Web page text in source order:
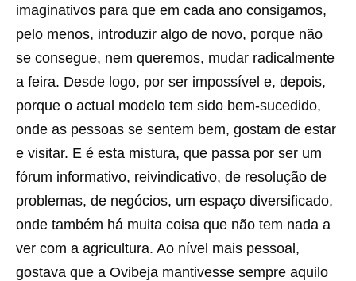
imaginativos para que em cada ano consigamos,
pelo menos, introduzir algo de novo, porque não
se consegue, nem queremos, mudar radicalmente
a feira. Desde logo, por ser impossível e, depois,
porque o actual modelo tem sido bem-sucedido,
onde as pessoas se sentem bem, gostam de estar
e visitar. E é esta mistura, que passa por ser um
fórum informativo, reivindicativo, de resolução de
problemas, de negócios, um espaço diversificado,
onde também há muita coisa que não tem nada a
ver com a agricultura. Ao nível mais pessoal,
gostava que a Ovibeja mantivesse sempre aquilo